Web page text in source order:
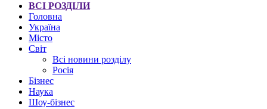
ВСІ РОЗДІЛИ
Головна
Україна
Місто
Світ
Всі новини розділу
Росія
Бізнес
Наука
Шоу-бізнес